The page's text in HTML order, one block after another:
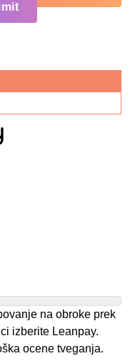
na obroke prek
izberite Leanpay.
ocene tveganja.